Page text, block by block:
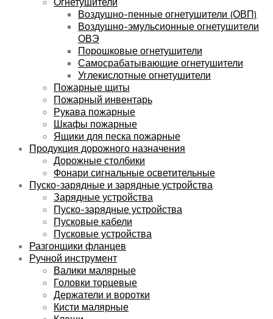
Воздушно-пенные огнетушители (ОВП)
Воздушно-эмульсионные огнетушители
ОВЭ
Порошковые огнетушители
Самосрабатывающие огнетушители
Углекислотные огнетушители
Пожарные щиты
Пожарный инвентарь
Рукава пожарные
Шкафы пожарные
Ящики для песка пожарные
Продукция дорожного назначения
Дорожные столбики
Фонари сигнальные осветительные
Пуско-зарядные и зарядные устройства
Зарядные устройства
Пуско-зарядные устройства
Пусковые кабели
Пусковые устройства
Разгонщики фланцев
Ручной инструмент
Валики малярные
Головки торцевые
Держатели и воротки
Кисти малярные